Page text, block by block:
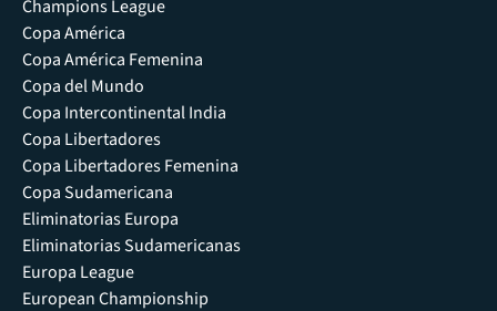
Champions League
Copa América
Copa América Femenina
Copa del Mundo
Copa Intercontinental India
Copa Libertadores
Copa Libertadores Femenina
Copa Sudamericana
Eliminatorias Europa
Eliminatorias Sudamericanas
Europa League
European Championship